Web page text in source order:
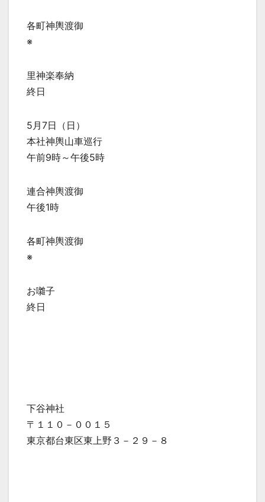
各町神輿渡御
※
里神楽奉納
終日
5月7日（日）
本社神輿山車巡行
午前9時～午後5時
連合神輿渡御
午後1時
各町神輿渡御
※
お囃子
終日
下谷神社
〒１１０－００１５
東京都台東区東上野３－２９－８